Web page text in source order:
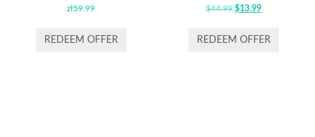
zł59.99
REDEEM OFFER
$44.99 ORIGINAL
WAS:
$13.99CURRENT
IS:
REDEEM OFFER